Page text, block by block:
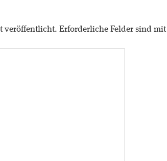
veröffentlicht. Erforderliche Felder sind mit